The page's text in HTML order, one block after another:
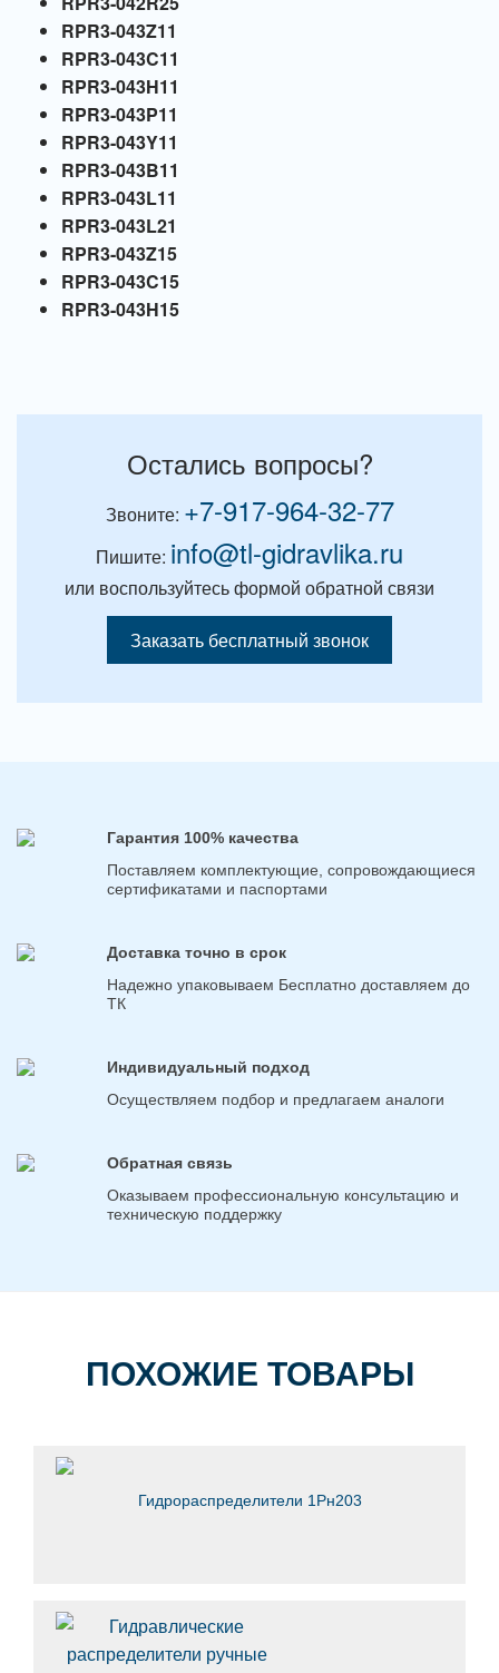
RPR3-043Z11
RPR3-043C11
RPR3-043H11
RPR3-043P11
RPR3-043Y11
RPR3-043B11
RPR3-043L11
RPR3-043L21
RPR3-043Z15
RPR3-043C15
RPR3-043H15
Остались вопросы?
Звоните: +7-917-964-32-77
Пишите: info@tl-gidravlika.ru
или воспользуйтесь формой обратной связи
Заказать бесплатный звонок
Гарантия 100% качества
Поставляем комплектующие, сопровождающиеся
сертификатами и паспортами
Доставка точно в срок
Надежно упаковываем Бесплатно доставляем до
ТК
Индивидуальный подход
Осуществляем подбор и предлагаем аналоги
Обратная связь
Оказываем профессиональную консультацию и
техническую поддержку
ПОХОЖИЕ ТОВАРЫ
Гидрораспределители 1Рн203